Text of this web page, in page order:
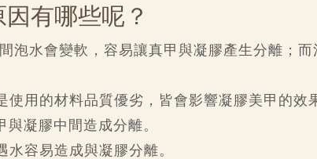
有哪些呢？
泡水會變軟，容易讓真甲與凝膠產生分離；
使用的材料品質優劣，皆會影響凝膠美甲的效
凝膠中間造成分離。
容易造成與凝膠分離。